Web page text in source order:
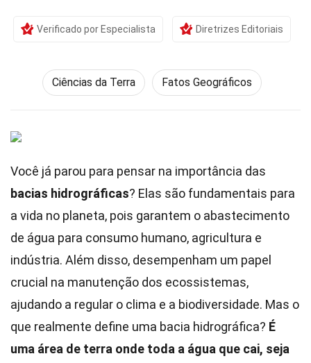
Verificado por Especialista Diretrizes Editoriais
Ciências da Terra Fatos Geográficos
Você já parou para pensar na importância das
bacias hidrográficas? Elas são fundamentais para
a vida no planeta, pois garantem o abastecimento
de água para consumo humano, agricultura e
indústria. Além disso, desempenham um papel
crucial na manutenção dos ecossistemas,
ajudando a regular o clima e a biodiversidade. Mas o
que realmente define uma bacia hidrográfica? É
uma área de terra onde toda a água que cai, seja